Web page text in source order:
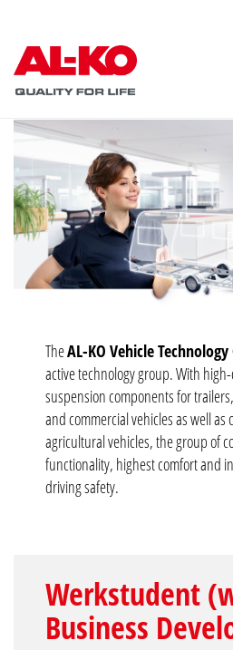
Werkstudent
Business
TheAL-KO Vehicle
active technology group. With
suspension components for
and commercial vehicles as well
agricultural vehicles, the group of
functionality, highest comfort and
driving safety.